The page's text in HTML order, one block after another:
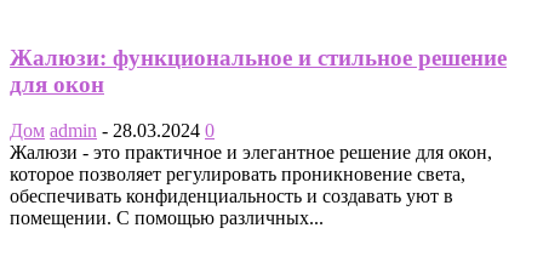
Жалюзи: функциональное и стильное решение
для окон
Дом admin - 28.03.2024 0
Жалюзи - это практичное и элегантное решение для окон,
которое позволяет регулировать проникновение света,
обеспечивать конфиденциальность и создавать уют в
помещении. С помощью различных...